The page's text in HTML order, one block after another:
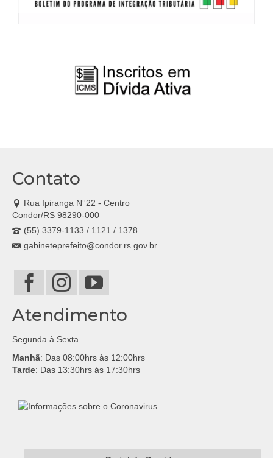
Contato
Rua Ipiranga N°22 - Centro
Condor/RS 98290-000
(55) 3379-1133 / 1121 / 1378
gabineteprefeito@condor.rs.gov.br
Atendimento
Segunda à Sexta
Manhã: Das 08:00hrs às 12:00hrs
Tarde: Das 13:30hrs às 17:30hrs